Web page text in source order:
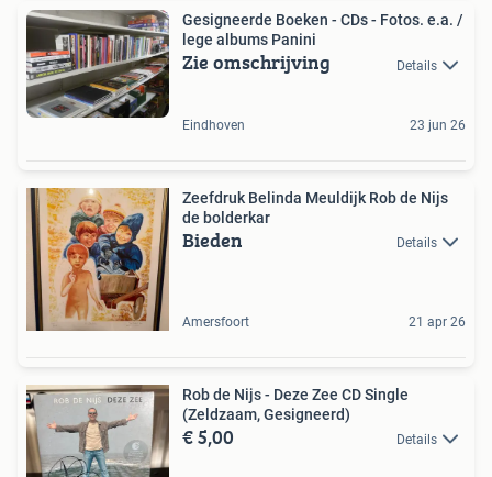
Gesigneerde Boeken - CDs - Fotos. e.a. /
lege albums Panini
Zie omschrijving Details
Eindhoven 23 jun 26
Zeefdruk Belinda Meuldijk Rob de Nijs
de bolderkar
Bieden Details
Amersfoort 21 apr 26
Rob de Nijs - Deze Zee CD Single
(Zeldzaam, Gesigneerd)
€ 5,00 Details